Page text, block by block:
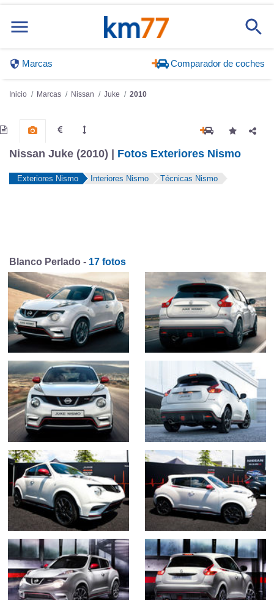
Marcas Comparador de coches
Inicio Marcas Nissan Juke 2010
Nissan Juke (2010) | Fotos Exteriores Nismo
Exteriores Nismo Interiores Nismo Técnicas Nismo
Blanco Perlado - 17 fotos